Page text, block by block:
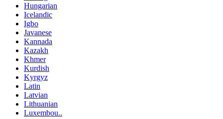
Hungarian
Icelandic
Igbo
Javanese
Kannada
Kazakh
Khmer
Kurdish
Kyrgyz
Latin
Latvian
Lithuanian
Luxembou..